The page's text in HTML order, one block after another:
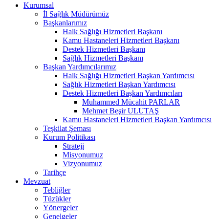
Kurumsal
İl Sağlık Müdürümüz
Başkanlarımız
Halk Sağlığı Hizmetleri Başkanı
Kamu Hastaneleri Hizmetleri Başkanı
Destek Hizmetleri Başkanı
Sağlık Hizmetleri Başkanı
Başkan Yardımcılarımız
Halk Sağlığı Hizmetleri Başkan Yardımcısı
Sağlık Hizmetleri Başkan Yardımcısı
Destek Hizmetleri Başkan Yardımcıları
Muhammed Mücahit PARLAR
Mehmet Beşir ULUTAŞ
Kamu Hastaneleri Hizmetleri Başkan Yardımcısı
Teşkilat Şeması
Kurum Politikası
Strateji
Misyonumuz
Vizyonumuz
Tarihçe
Mevzuat
Tebliğler
Tüzükler
Yönergeler
Genelgeler